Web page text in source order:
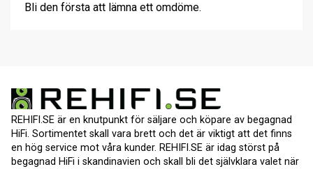
Bli den första att lämna ett omdöme.
REHIFI.SE är en knutpunkt för säljare och köpare av begagnad
HiFi. Sortimentet skall vara brett och det är viktigt att det finns
en hög service mot våra kunder. REHIFI.SE är idag störst på
begagnad HiFi i skandinavien och skall bli det självklara valet när